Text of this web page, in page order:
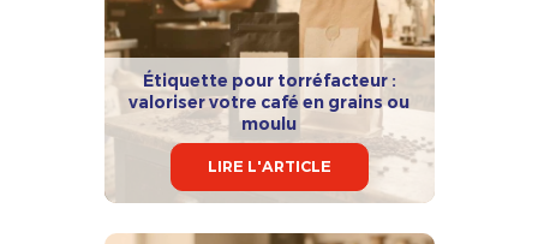
Étiquette pour torréfacteur :
valoriser votre café en grains ou
moulu
LIRE L'ARTICLE